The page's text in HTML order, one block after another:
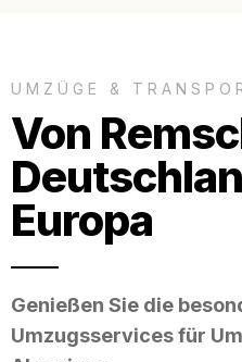
UMZÜGE &
Von
Europa
Genießen Sie die
Umzugsservices für